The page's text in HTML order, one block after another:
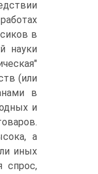
в
науки
(или
в
и
а
иных
спрос,